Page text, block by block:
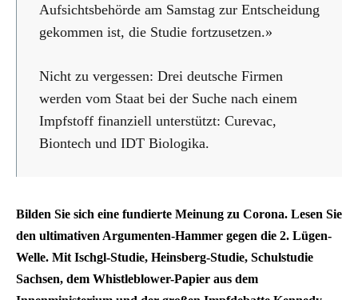
Aufsichtsbehörde am Samstag zur Entscheidung
gekommen ist, die Studie fortzusetzen.»
Nicht zu vergessen: Drei deutsche Firmen
werden vom Staat bei der Suche nach einem
Impfstoff finanziell unterstützt: Curevac,
Biontech und IDT Biologika.
Bilden Sie sich eine fundierte Meinung zu Corona. Lesen Sie
den ultimativen Argumenten-Hammer gegen die 2. Lügen-
Welle. Mit Ischgl-Studie, Heinsberg-Studie, Schulstudie
Sachsen, dem Whistleblower-Papier aus dem